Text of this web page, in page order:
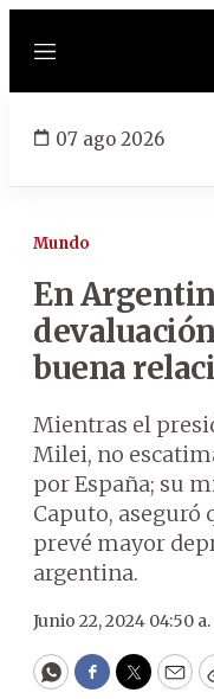
Menú
07 ago 2026
Mundo
En
buena
Mientras el
Milei, no
por España; su
Caputo,
prevé mayor
argentina.
Junio 22, 2024 04:50
WhatsApp
Facebook
Twitter